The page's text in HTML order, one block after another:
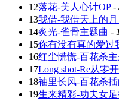
12落花-美人心计OP-
13我借-我借天上的
14炙光-雀骨主题曲 -
15你有没有真的爱过
16红尘慌慌-百花杀
17Long shot-Re从零
18袖里长风-百花杀
19生来精彩-功夫女